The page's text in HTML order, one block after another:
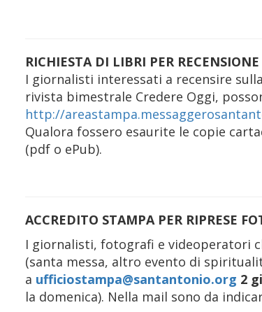
RICHIESTA DI LIBRI PER RECENSIONE
I giornalisti interessati a recensire
rivista bimestrale Credere Oggi,
http://
Qualora fossero esaurite le copie
(pdf o ePub).
ACCREDITO STAMPA PER RIPRESE
I giornalisti, fotografi e videoperatori
(santa messa, altro evento di
a ufficiostampa@santantonio.org 2
la domenica). Nella mail sono da